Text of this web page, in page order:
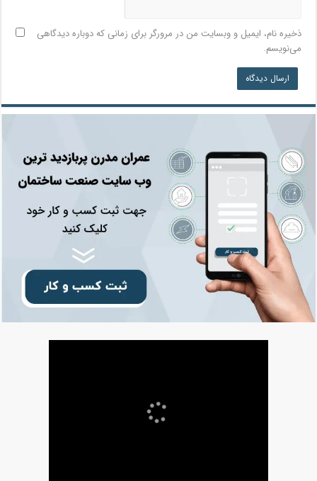
ذخیره نام، ایمیل و وبسایت من در مرورگر برای زمانی که دوباره دیدگاهی
می‌نویسم.